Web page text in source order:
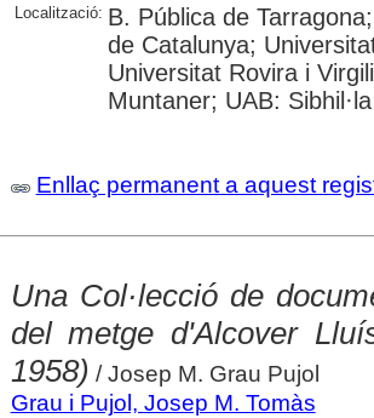
Localització: B. Pública de
de Catalunya;
Universitat Rovira i
Muntaner; UAB: Sibhil·la
Enllaç permanent a aquest
Una Col·lecció de
del metge d'Alcover
1958) / Josep M. Grau Pujol
Grau i Pujol, Josep M. Tomàs